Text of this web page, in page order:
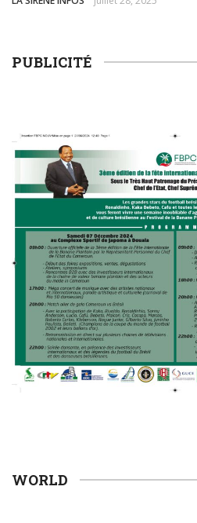
Immersion au cœur de la
2026
Tournoi de la Paix 2026 –
rencontre féminine
PUBLICITÉ
WORLD